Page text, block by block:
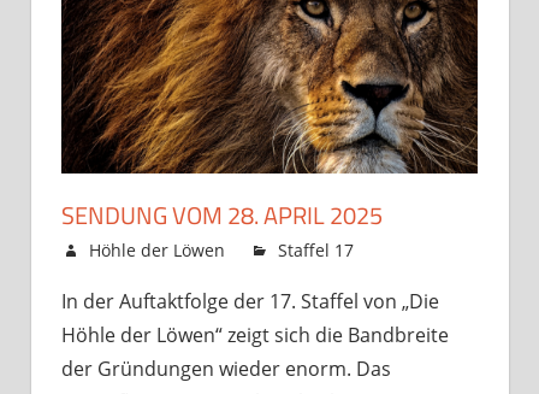
SENDUNG VOM 28. APRIL 2025
24. April 2025
Höhle der Löwen Staffel 17
In der Auftaktfolge der 17. Staffel von „Die
Höhle der Löwen“ zeigt sich die Bandbreite
der Gründungen wieder enorm. Das